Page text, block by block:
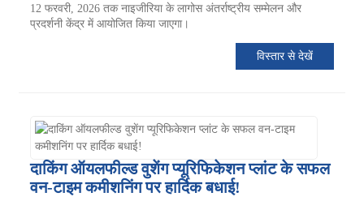
12 फरवरी, 2026 तक नाइजीरिया के लागोस अंतर्राष्ट्रीय सम्मेलन और
प्रदर्शनी केंद्र में आयोजित किया जाएगा।
विस्तार से देखें
दाकिंग ऑयलफील्ड वुशेंग प्यूरिफिकेशन प्लांट के सफल
वन-टाइम कमीशनिंग पर हार्दिक बधाई!